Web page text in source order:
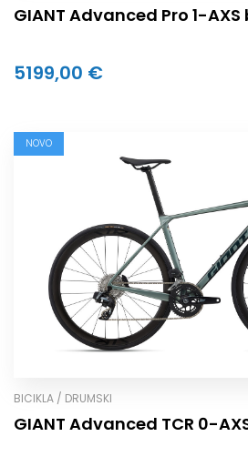
GIANT Advanced Pro 1-
5199,00 €
NOVO
BICIKLA / DRUMSKI
GIANT Advanced TCR 0-